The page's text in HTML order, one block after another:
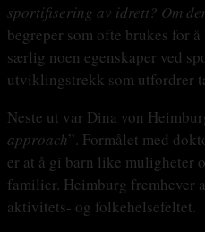
sportifisering av idrett? Om
begreper som ofte brukes for
særlig noen egenskaper ved
utviklingstrekk som utfordrer
Neste ut var Dina von
approach”. Formålet med
er at å gi barn like muligheter
familier. Heimburg fremhever
aktivitets- og folkehelsefeltet.